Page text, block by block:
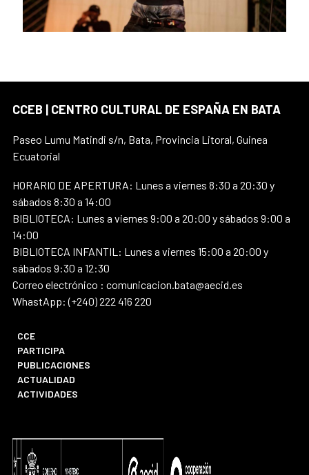
CCEB | CENTRO CULTURAL DE ESPAÑA EN BATA
Paseo Lumu Matindi s/n, Bata, Provincia Litoral, Guinea
Ecuatorial
HORARIO DE APERTURA: Lunes a viernes 8:30 a 20:30 y
sábados 8:30 a 14:00
BIBLIOTECA: Lunes a viernes 9:00 a 20:00 y sábados 9:00 a
14:00
BIBLIOTECA INFANTIL: Lunes a viernes 15:00 a 20:00 y
sábados 9:30 a 12:30
Correo electrónico : comunicacion.bata@aecid.es
WhastApp: (+240) 222 416 220
CCE
PARTICIPA
PUBLICACIONES
ACTUALIDAD
ACTIVIDADES